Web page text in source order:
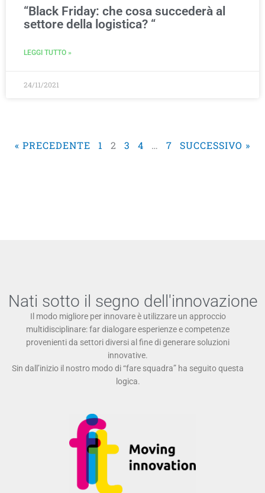
“Black Friday: che cosa succederà al
settore della logistica? “
LEGGI TUTTO »
24/11/2021
« PRECEDENTE 1 2 3 4 … 7 SUCCESSIVO »
Nati sotto il segno dell'innovazione
Il modo migliore per innovare è utilizzare un approccio
multidisciplinare: far dialogare esperienze e competenze
provenienti da settori diversi al fine di generare soluzioni
innovative.
Sin dall’inizio il nostro modo di “fare squadra” ha seguito questa
logica.